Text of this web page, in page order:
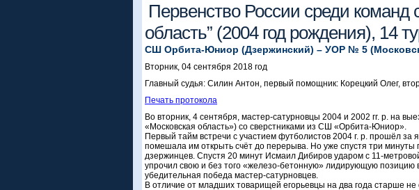
Первенство России среди команд
область” (2004 год рождения), 14
СШ Орбита-Юниор (Дзержинский) – УОР № 5
Вторник, 04 сентября 2018 год
Главный судья: Силин Антон, первый помощник: Корецкий Олег,
Печать протокола
Во вторник, 4 сентября, мастер-сатурновцы 2004 и 2002 гг. р. на
«Московская область») со сверстниками из СШ «Орбита-Юниор».
Первый тайм встречи с участием футболистов 2004 г. р. прошёл
помешала им открыть счёт до перерыва. Но уже спустя три
дзержинцев. Спустя 20 минут Исмаил Дибиров ударом с 11-
упрочил свою и без того «железо-бетонную» лидирующую позицию
убедительная победа мастер-сатурновцев.
В отличие от младших товарищей егорьевцы на два года старше